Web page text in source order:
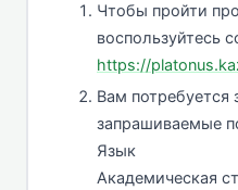
Чтобы пройти
воспользуйтесь
https://
Вам потребуется
запрашиваемые
Язык
Академическая